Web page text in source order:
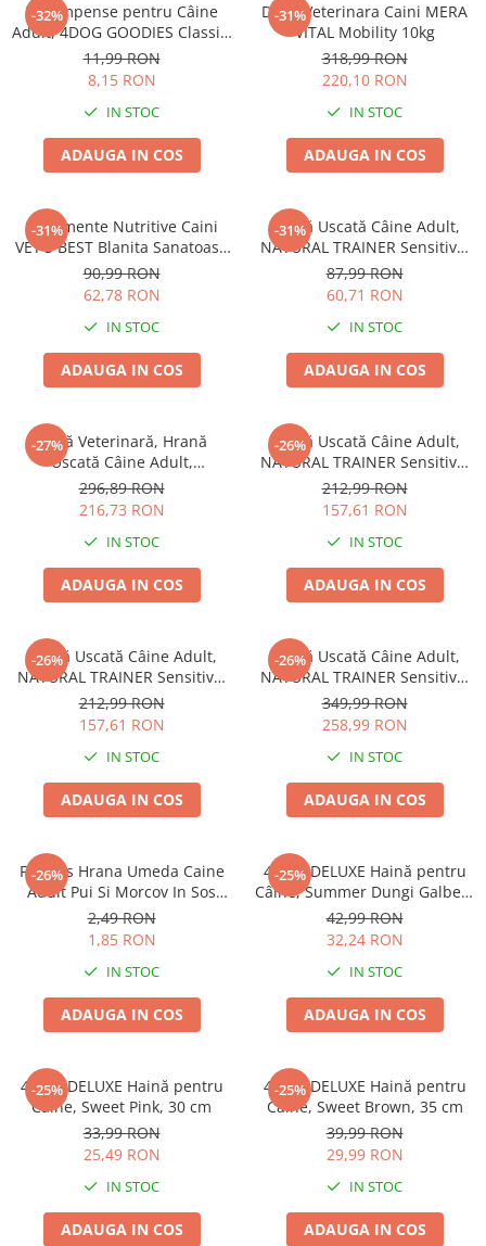
-32%
Recompense pentru Câine
Adult, 4DOG GOODIES Classic,
Jerky Tenders Pui, 100g
11,99 RON
8,15 RON
IN STOC
ADAUGA IN COS
-31%
Dieta Veterinara Caini MERA
VITAL Mobility 10kg
318,99 RON
220,10 RON
IN STOC
ADAUGA IN COS
-31%
Suplimente Nutritive Caini
VET'S BEST Blanita Sanatoasa
60 tablete
90,99 RON
62,78 RON
IN STOC
ADAUGA IN COS
-31%
Hrană Uscată Câine Adult,
NATURAL TRAINER Sensitive,
Fără Gluten, Talie Mică,
Iepure, 2kg
87,99 RON
60,71 RON
IN STOC
ADAUGA IN COS
-27%
Dietă Veterinară, Hrană
Uscată Câine Adult,
EXCLUSION Intestinal, Talie
Mică, Porc și Orez, 7kg
296,89 RON
216,73 RON
IN STOC
ADAUGA IN COS
-26%
Hrană Uscată Câine Adult,
NATURAL TRAINER Sensitive,
Talie Mică, Prosciutto Crudo,
7kg
212,99 RON
157,61 RON
IN STOC
ADAUGA IN COS
-26%
Hrană Uscată Câine Adult,
NATURAL TRAINER Sensitive,
Talie Mică, Vită și Orez, 7kg
212,99 RON
157,61 RON
IN STOC
ADAUGA IN COS
-26%
Hrană Uscată Câine Adult,
NATURAL TRAINER Sensitive,
Fără Gluten, Talie
Medie/Mare, Rață, 12kg
349,99 RON
258,99 RON
IN STOC
ADAUGA IN COS
-26%
Friskies Hrana Umeda Caine
Adult Pui Si Morcov In Sos
100g
2,49 RON
1,85 RON
IN STOC
ADAUGA IN COS
-25%
4DOG DELUXE Haină pentru
Câine, Summer Dungi Galben,
35 cm
42,99 RON
32,24 RON
IN STOC
ADAUGA IN COS
-25%
4DOG DELUXE Haină pentru
Câine, Sweet Pink, 30 cm
33,99 RON
25,49 RON
IN STOC
ADAUGA IN COS
-25%
4DOG DELUXE Haină pentru
Câine, Sweet Brown, 35 cm
39,99 RON
29,99 RON
IN STOC
ADAUGA IN COS